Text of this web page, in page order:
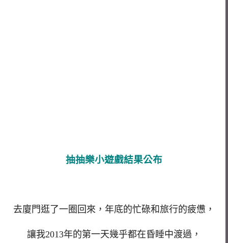
抽抽樂小遊戲結果公布
去廈門逛了一圈回來，年底的忙碌和旅行的疲憊，
讓我2013年的第一天幾乎都在昏睡中渡過，